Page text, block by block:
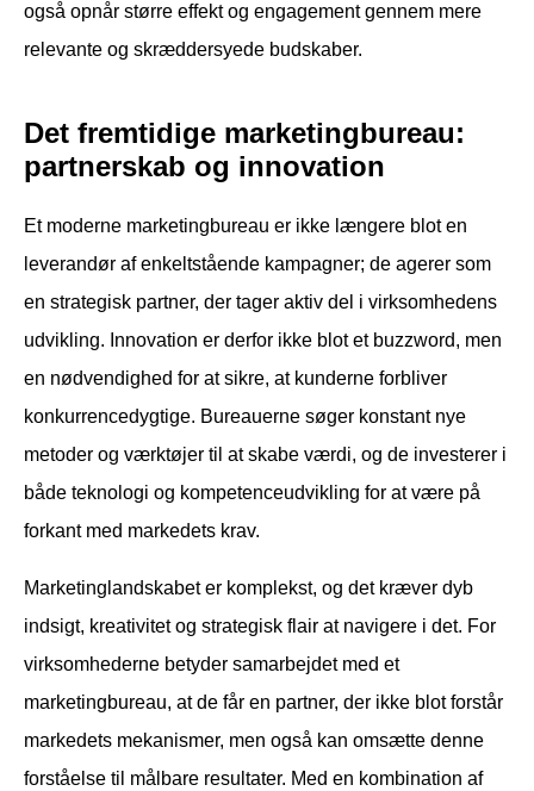
også opnår større effekt og engagement gennem mere
relevante og skræddersyede budskaber.
Det fremtidige marketingbureau:
partnerskab og innovation
Et moderne marketingbureau er ikke længere blot en
leverandør af enkeltstående kampagner; de agerer som
en strategisk partner, der tager aktiv del i virksomhedens
udvikling. Innovation er derfor ikke blot et buzzword, men
en nødvendighed for at sikre, at kunderne forbliver
konkurrencedygtige. Bureauerne søger konstant nye
metoder og værktøjer til at skabe værdi, og de investerer i
både teknologi og kompetenceudvikling for at være på
forkant med markedets krav.
Marketinglandskabet er komplekst, og det kræver dyb
indsigt, kreativitet og strategisk flair at navigere i det. For
virksomhederne betyder samarbejdet med et
marketingbureau, at de får en partner, der ikke blot forstår
markedets mekanismer, men også kan omsætte denne
forståelse til målbare resultater. Med en kombination af